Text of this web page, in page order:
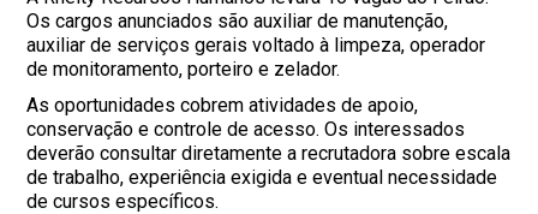
Os cargos anunciados são auxiliar de manutenção,
auxiliar de serviços gerais voltado à limpeza, operador
de monitoramento, porteiro e zelador.
As oportunidades cobrem atividades de apoio,
conservação e controle de acesso. Os interessados
deverão consultar diretamente a recrutadora sobre escala
de trabalho, experiência exigida e eventual necessidade
de cursos específicos.